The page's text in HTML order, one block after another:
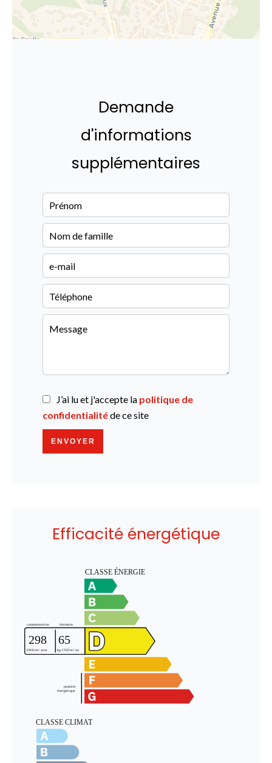
Demande
d'informations
supplémentaires
J’ai lu et j'accepte la politique de
confidentialitéde ce site
ENVOYER
Efficacité énergétique